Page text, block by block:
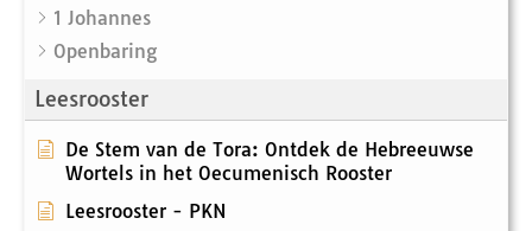
1 Johannes
Openbaring
Leesrooster
De Stem van de Tora: Ontdek de Hebreeuwse
Wortels in het Oecumenisch Rooster
Leesrooster - PKN